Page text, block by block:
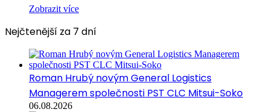
Zobrazit více
Nejčtenější za 7 dní
Roman Hrubý novým General Logistics
Managerem společnosti PST CLC Mitsui-Soko
06.08.2026